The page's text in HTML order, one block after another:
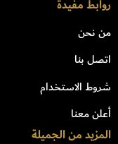
روابط مفيدة
من نحن
اتصل بنا
شروط الاستخدام
أعلن معنا
المزيد من الجميلة